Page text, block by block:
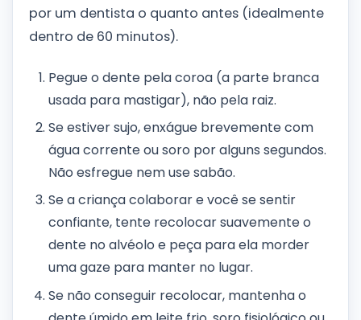
por um dentista o quanto antes (idealmente
dentro de 60 minutos).
Pegue o dente pela coroa (a parte branca
usada para mastigar), não pela raiz.
Se estiver sujo, enxágue brevemente com
água corrente ou soro por alguns segundos.
Não esfregue nem use sabão.
Se a criança colaborar e você se sentir
confiante, tente recolocar suavemente o
dente no alvéolo e peça para ela morder
uma gaze para manter no lugar.
Se não conseguir recolocar, mantenha o